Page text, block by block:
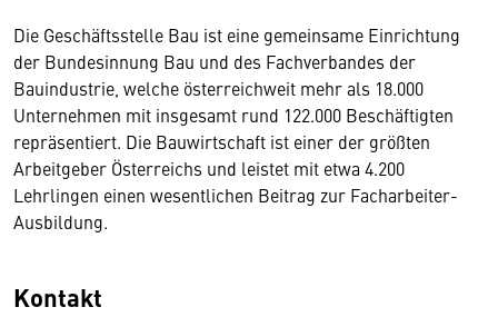
Die Geschäftsstelle Bau ist eine gemeinsame Einrichtung
der Bundesinnung Bau und des Fachverbandes der
Bauindustrie, welche österreichweit mehr als 18.000
Unternehmen mit insgesamt rund 122.000 Beschäftigten
repräsentiert. Die Bauwirtschaft ist einer der größten
Arbeitgeber Österreichs und leistet mit etwa 4.200
Lehrlingen einen wesentlichen Beitrag zur Facharbeiter-
Ausbildung.
Kontakt